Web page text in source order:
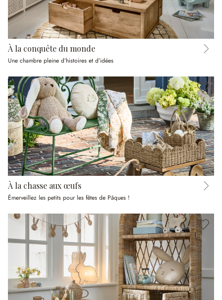
À la conquête du monde
Une chambre pleine d’histoires et d’idées
À la chasse aux œufs
Émerveillez les petits pour les fêtes de Pâques !